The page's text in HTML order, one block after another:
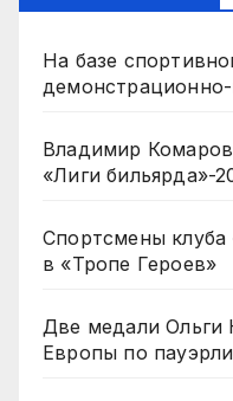
На базе
Владимир
«Лиги бильярда»-
Спортсмены клуба
в «Тропе Героев»
Две медали Ольги
Европы по